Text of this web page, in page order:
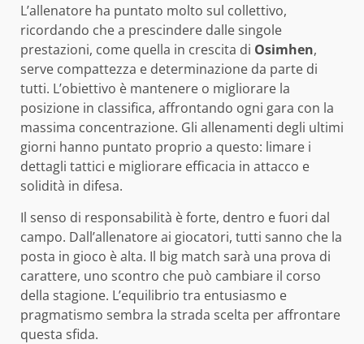
L’allenatore ha puntato molto sul collettivo,
ricordando che a prescindere dalle singole
prestazioni, come quella in crescita di Osimhen,
serve compattezza e determinazione da parte di
tutti. L’obiettivo è mantenere o migliorare la
posizione in classifica, affrontando ogni gara con la
massima concentrazione. Gli allenamenti degli ultimi
giorni hanno puntato proprio a questo: limare i
dettagli tattici e migliorare efficacia in attacco e
solidità in difesa.
Il senso di responsabilità è forte, dentro e fuori dal
campo. Dall’allenatore ai giocatori, tutti sanno che la
posta in gioco è alta. Il big match sarà una prova di
carattere, uno scontro che può cambiare il corso
della stagione. L’equilibrio tra entusiasmo e
pragmatismo sembra la strada scelta per affrontare
questa sfida.